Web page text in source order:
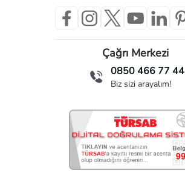
Çağrı Merkezi
0850 466 77 44
Biz sizi arayalım!